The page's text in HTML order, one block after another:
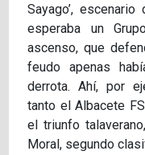
Sayago’,
esperaba un
ascenso, que
feudo apenas
derrota. Ahí, por
tanto el Albacete
el triunfo
Moral, segundo